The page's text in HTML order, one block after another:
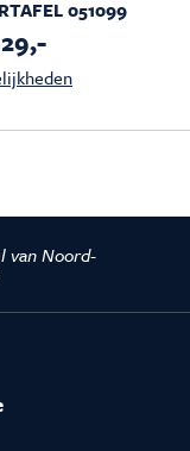
051099
van Noord-